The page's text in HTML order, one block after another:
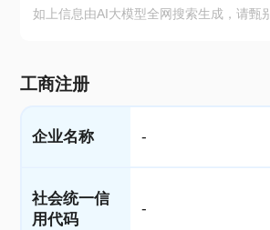
如上信息由AI大模型全网搜索生成，请甄
工商注册
企业名称 -
社会统一信
用代码
-